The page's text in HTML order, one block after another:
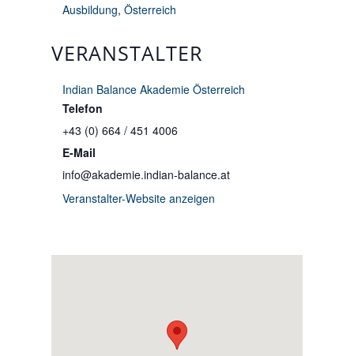
Ausbildung, Österreich
VERANSTALTER
Indian Balance Akademie Österreich
Telefon
+43 (0) 664 / 451 4006
E-Mail
info@akademie.indian-balance.at
Veranstalter-Website anzeigen